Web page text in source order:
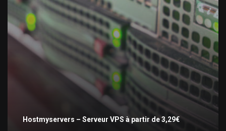
Hostmyservers – Serveur VPS à partir de 3,29€